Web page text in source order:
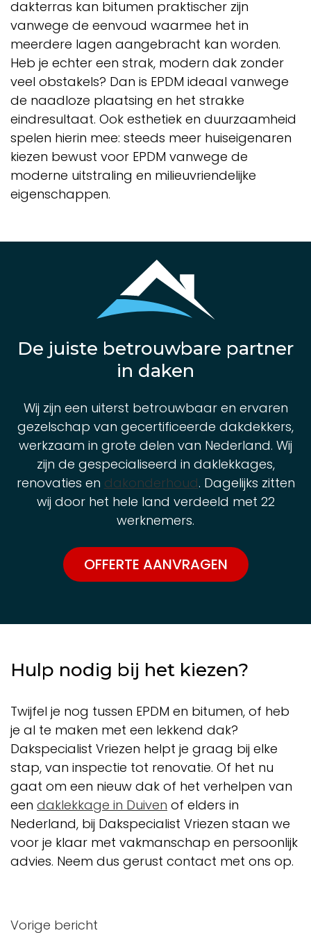
dakterras kan bitumen praktischer zijn
vanwege de eenvoud waarmee het in
meerdere lagen aangebracht kan worden.
Heb je echter een strak, modern dak zonder
veel obstakels? Dan is EPDM ideaal vanwege
de naadloze plaatsing en het strakke
eindresultaat. Ook esthetiek en duurzaamheid
spelen hierin mee: steeds meer huiseigenaren
kiezen bewust voor EPDM vanwege de
moderne uitstraling en milieuvriendelijke
eigenschappen.
De juiste betrouwbare partner
in daken
Wij zijn een uiterst betrouwbaar en ervaren
gezelschap van gecertificeerde dakdekkers,
werkzaam in grote delen van Nederland. Wij
zijn de gespecialiseerd in daklekkages,
renovaties en dakonderhoud. Dagelijks zitten
wij door het hele land verdeeld met 22
werknemers.
OFFERTE AANVRAGEN
Hulp nodig bij het kiezen?
Twijfel je nog tussen EPDM en bitumen, of heb
je al te maken met een lekkend dak?
Dakspecialist Vriezen helpt je graag bij elke
stap, van inspectie tot renovatie. Of het nu
gaat om een nieuw dak of het verhelpen van
een daklekkage in Duiven of elders in
Nederland, bij Dakspecialist Vriezen staan we
voor je klaar met vakmanschap en persoonlijk
advies. Neem dus gerust contact met ons op.
Bericht
Vorige bericht